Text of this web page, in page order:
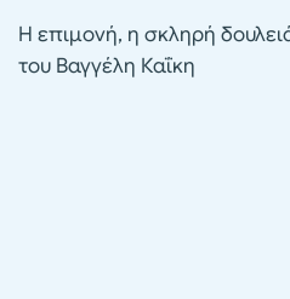
Η επιμονή, η σκληρή
του Βαγγέλη Καΐκη